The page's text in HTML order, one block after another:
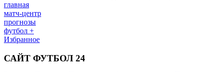
главная
матч-центр
прогнозы
футбол +
Избранное
САЙТ ФУТБОЛ 24